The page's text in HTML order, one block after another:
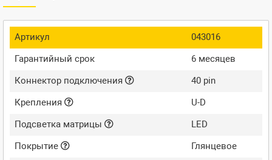
Артикул
043016
Гарантийный срок
6 месяцев
Коннектор подключения
40 pin
Крепления
U-D
Подсветка матрицы
LED
Покрытие
Глянцевое